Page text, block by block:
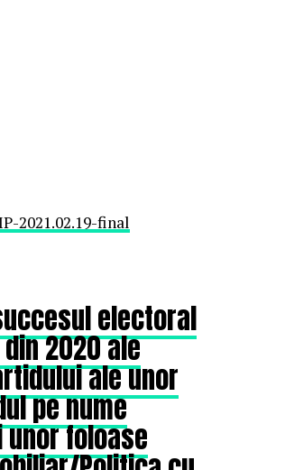
2021.02.19-final
electoral
2020 ale
ale unor
pe nume
foloase